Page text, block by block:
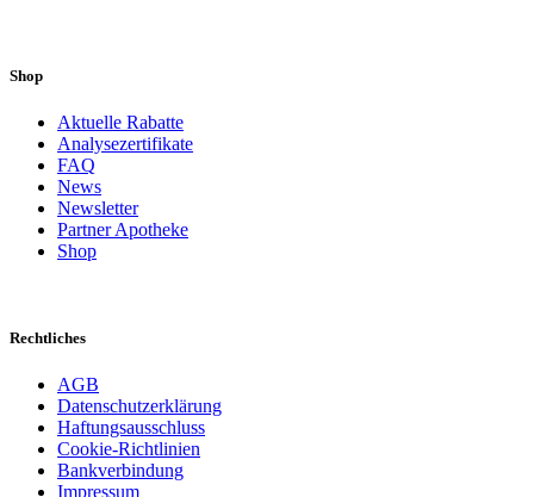
Shop
Aktuelle Rabatte
Analysezertifikate
FAQ
News
Newsletter
Partner Apotheke
Shop
Rechtliches
AGB
Datenschutzerklärung
Haftungsausschluss
Cookie-Richtlinien
Bankverbindung
Impressum